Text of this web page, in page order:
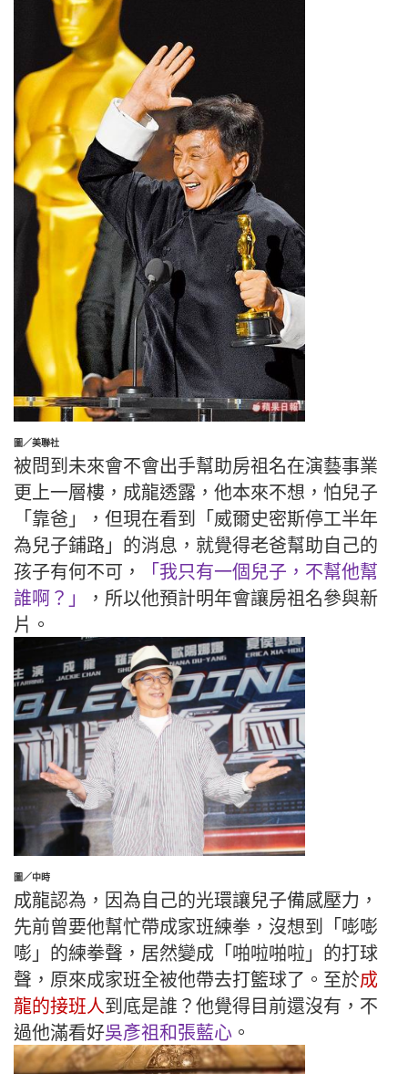
圖／美聯社
被問到未來會不會出手幫助房祖名在演藝事業
更上一層樓，成龍透露，他本來不想，怕兒子
「靠爸」，但現在看到「威爾史密斯停工半年
為兒子鋪路」的消息，就覺得老爸幫助自己的
孩子有何不可，
「我只有一個兒子，不幫他幫
誰啊？」
，所以他預計明年會讓房祖名參與新
片。
圖／中時
成龍認為，因為自己的光環讓兒子備感壓力，
先前曾要他幫忙帶成家班練拳，沒想到「嘭嘭
嘭」的練拳聲，居然變成「啪啦啪啦」的打球
聲，原來成家班全被他帶去打籃球了。至於成
龍的接班人到底是誰？他覺得目前還沒有，不
過他滿看好吳彥祖和張藍心 。